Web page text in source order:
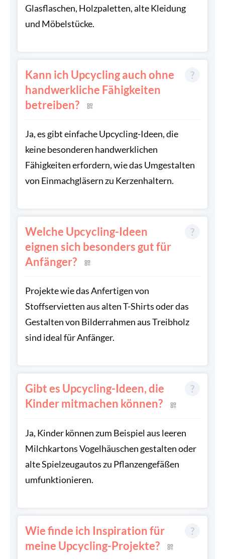
Glasflaschen, Holzpaletten, alte Kleidung
und Möbelstücke.
Kann ich Upcycling auch ohne
handwerkliche Fähigkeiten
betreiben?
Ja, es gibt einfache Upcycling-Ideen, die
keine besonderen handwerklichen
Fähigkeiten erfordern, wie das Umgestalten
von Einmachgläsern zu Kerzenhaltern.
Welche Upcycling-Ideen
eignen sich besonders gut für
Anfänger?
Projekte wie das Anfertigen von
Stoffservietten aus alten T-Shirts oder das
Gestalten von Bilderrahmen aus Treibholz
sind ideal für Anfänger.
Gibt es Upcycling-Ideen, die
Kinder mitmachen können?
Ja, Kinder können zum Beispiel aus leeren
Milchkartons Vogelhäuschen gestalten oder
alte Spielzeugautos zu Pflanzengefäßen
umfunktionieren.
Wie finde ich Inspiration für
meine Upcycling-Projekte?